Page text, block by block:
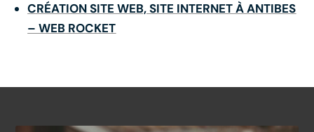
CRÉATION SITE WEB, SITE INTERNET À ANTIBES
– WEB ROCKET